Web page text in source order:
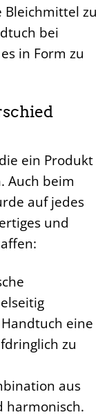
Bleichmittel zu
bei
in Form zu
ein Produkt
Auch beim
auf jedes
und
eine
zu
aus
harmonisch.